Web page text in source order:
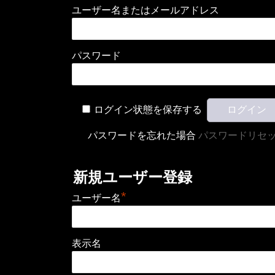
ユーザー名またはメールアドレス
パスワード
ログイン状態を保存する
パスワードを忘れた場合 パスワードリセ
新規ユーザー登録
ユーザー名*
表示名